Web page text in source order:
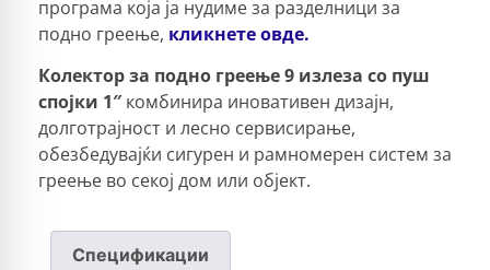
програма која ја нудиме за разделници за
подно греење, кликнете овде.
Колектор за подно греење 9 излеза со пуш
спојки 1″комбинира иновативен дизајн,
долготрајност и лесно сервисирање,
обезбедувајќи сигурен и рамномерен систем за
греење во секој дом или објект.
Спецификации